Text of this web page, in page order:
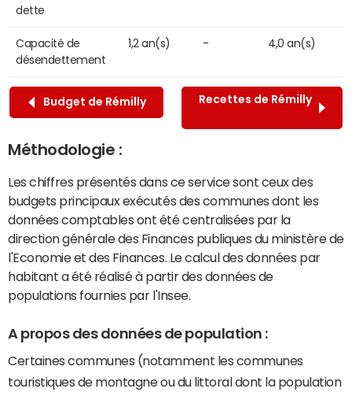
dette
Capacité de
désendettement
1,2 an(s) - 4,0 an(s)
Budget de Rémilly Recettes de Rémilly
Méthodologie :
Les chiffres présentés dans ce service sont ceux des
budgets principaux exécutés des communes dont les
données comptables ont été centralisées par la
direction générale des Finances publiques du ministère de
l'Economie et des Finances. Le calcul des données par
habitant a été réalisé à partir des données de
populations fournies par l'Insee.
A propos des données de population :
Certaines communes (notamment les communes
touristiques de montagne ou du littoral dont la population